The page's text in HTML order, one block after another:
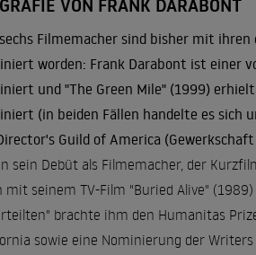
VON FRANK DARABONT
Filmemacher sind bisher mit
worden: Frank Darabont ist einer
und "The Green Mile" (1999)
(in beiden Fällen handelte es sich
Guild of America (Gewerkschaft
sein Debüt als Filmemacher, der
mit seinem TV-Film "Buried Alive"
brachte ihm den Humanitas
sowie eine Nominierung der